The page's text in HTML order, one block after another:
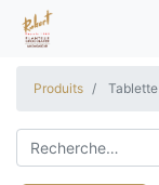
Produits